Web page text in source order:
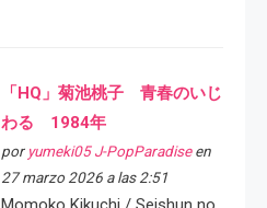
「HQ」菊池桃子 青春のいじ
わる 1984年
por yumeki05 J-PopParadiseen
27 marzo 2026 a las 2:51